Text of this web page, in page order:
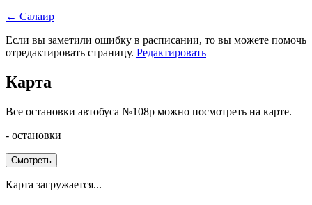
← Салаир
Если вы заметили ошибку в расписании, то вы можете помочь
отредактировать страницу. Редактировать
Карта
Все остановки автобуса №108р можно посмотреть на карте.
- остановки
Смотреть
Карта загружается...